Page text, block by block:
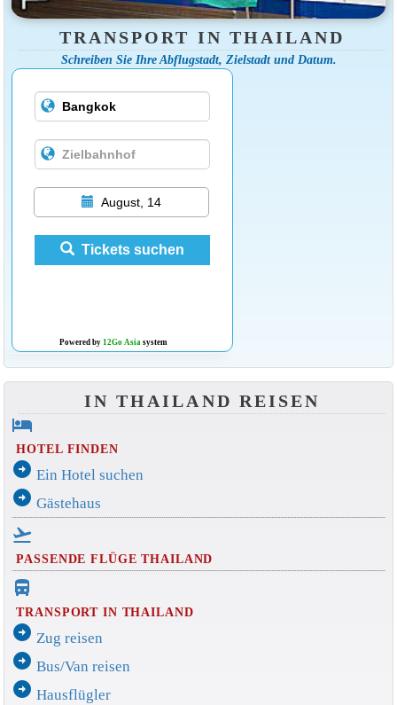
TRANSPORT IN THAILAND
Schreiben Sie Ihre Abflugstadt, Zielstadt und Datum.
August, 14
Tickets suchen
Powered by 12Go Asiasystem
IN THAILAND REISEN
hotel
HOTEL FINDEN
arrow_circle_right Ein Hotel suchen
arrow_circle_right Gästehaus
flight_takeoff
PASSENDE FLÜGE THAILAND
directions_bus_filled
TRANSPORT IN THAILAND
arrow_circle_right Zug reisen
arrow_circle_right Bus/Van reisen
arrow_circle_right Hausflügler